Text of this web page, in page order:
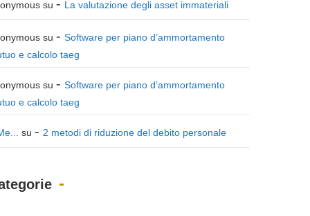
su La valutazione degli asset immateriali
su
Software per piano d’ammortamento
e calcolo taeg
su
Software per piano d’ammortamento
e calcolo taeg
su 2 metodi di riduzione del debito personale